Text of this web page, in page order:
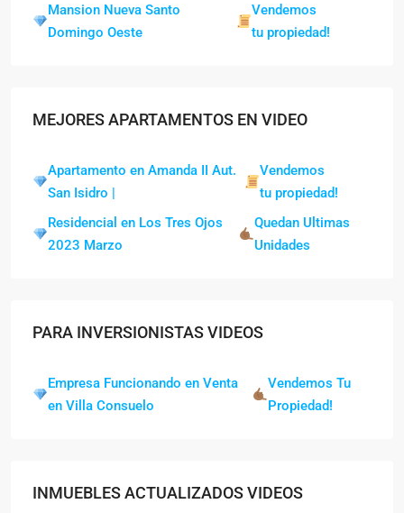
Mansion Nueva Santo
Domingo Oeste
Vendemos
tu propiedad!
MEJORES APARTAMENTOS EN VIDEO
Apartamento en Amanda II Aut.
San Isidro |
Vendemos
tu propiedad!
Residencial en Los Tres Ojos
2023 Marzo
Quedan Ultimas
Unidades
PARA INVERSIONISTAS VIDEOS
Empresa Funcionando en Venta
en Villa Consuelo
Vendemos Tu
Propiedad!
INMUEBLES ACTUALIZADOS VIDEOS